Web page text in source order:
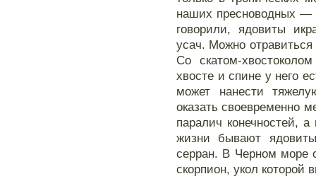
наших пресноводных —
говорили, ядовиты
усач. Можно
Со скатом-
хвосте и спине у него
может нанести
оказать своевременно
паралич конечностей,
жизни бывают
серран. В Черном море
скорпион, укол которой